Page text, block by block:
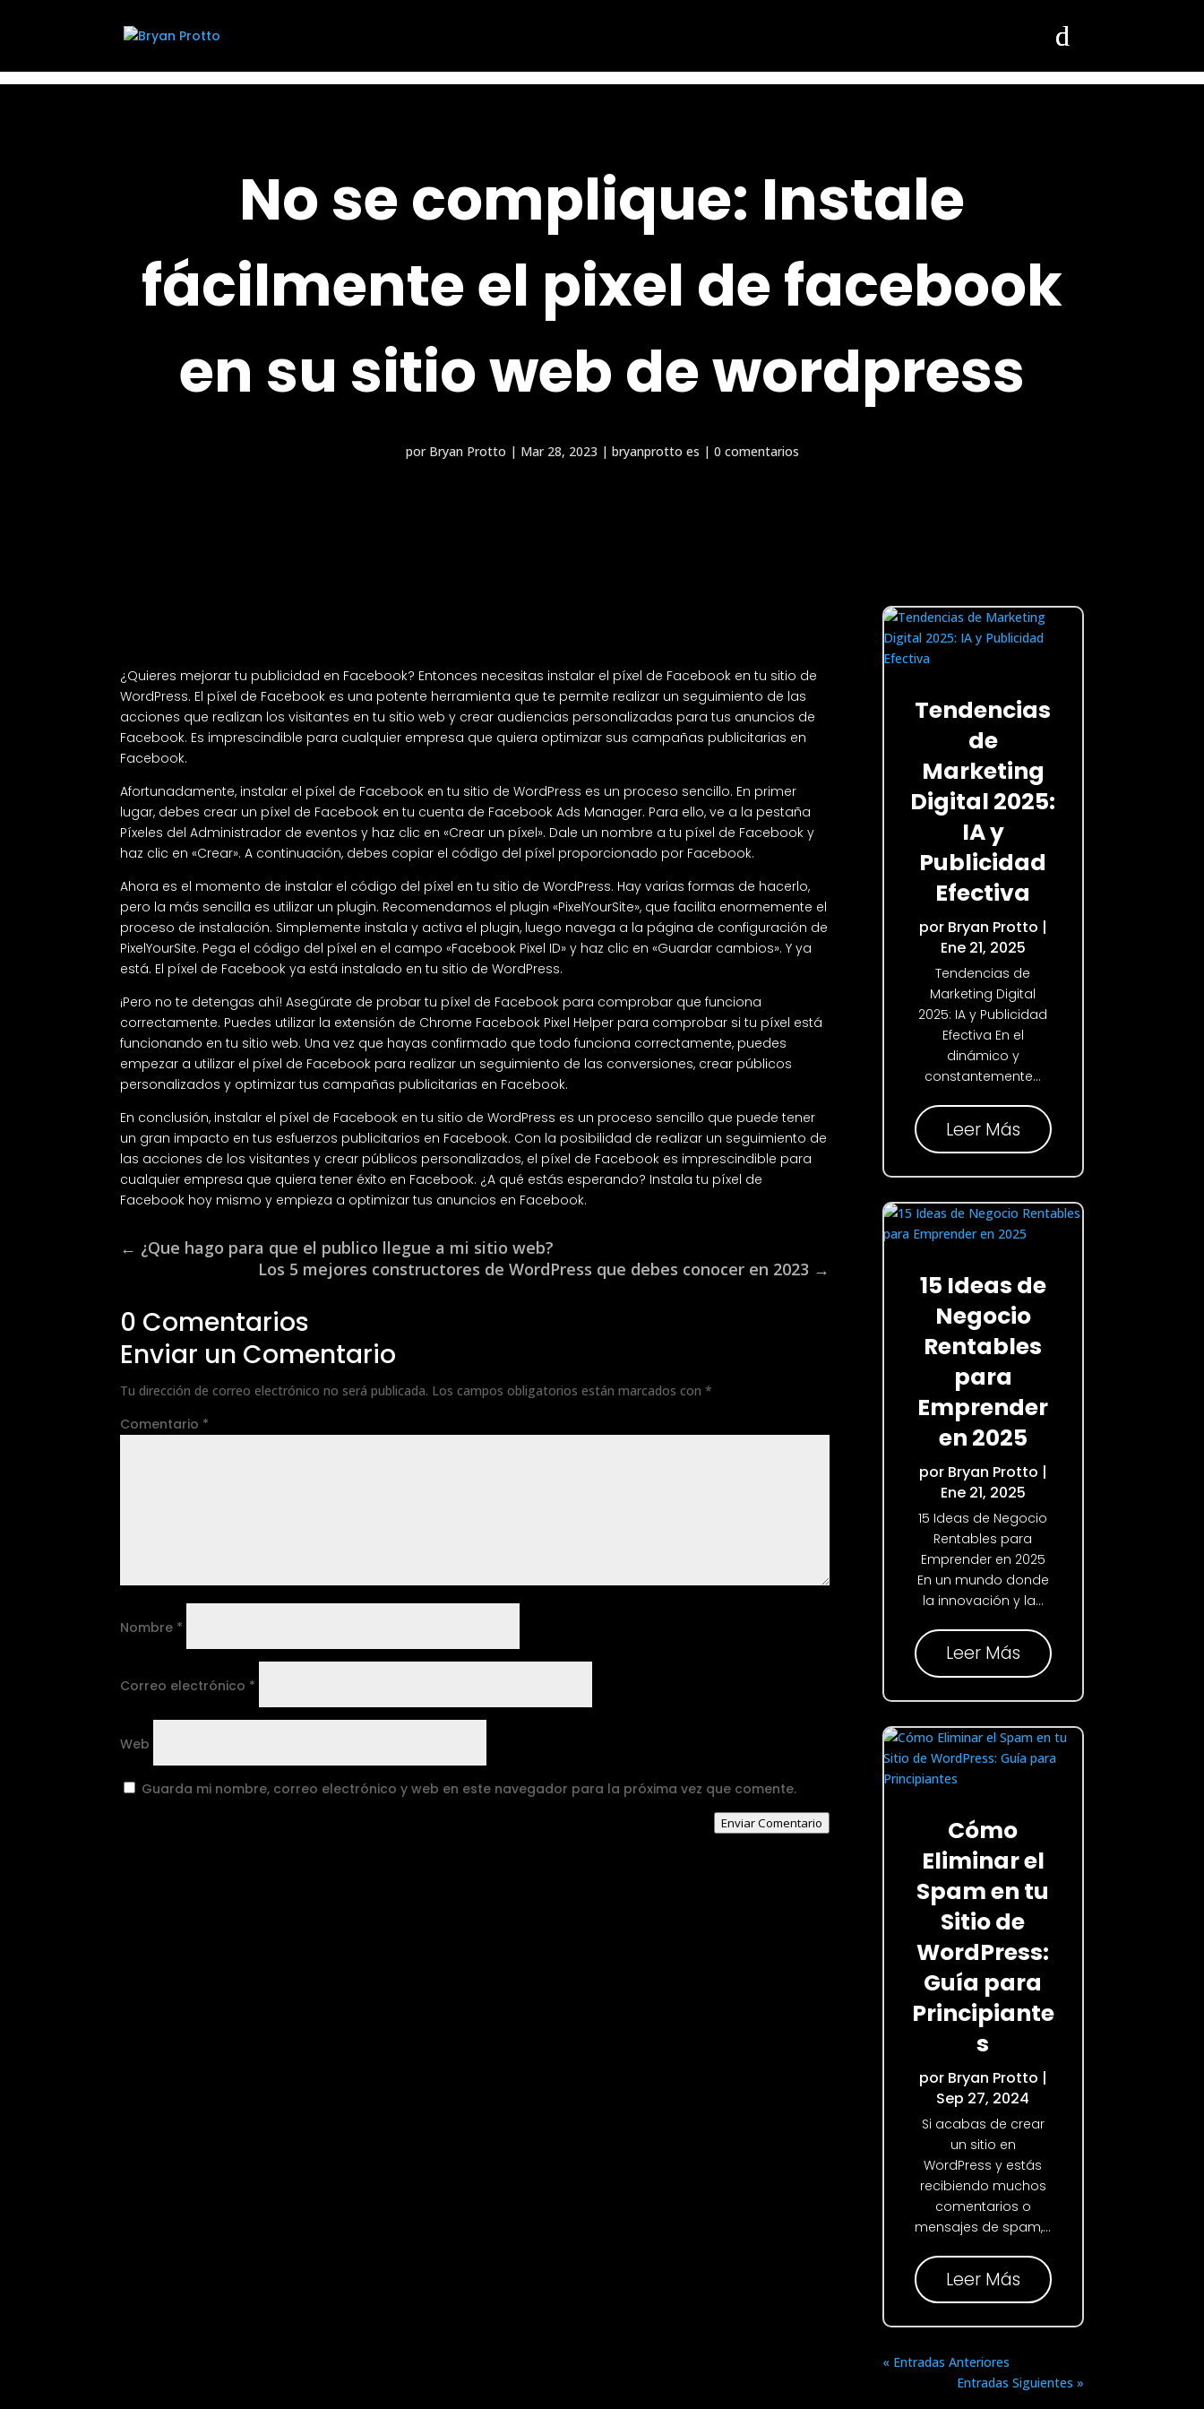
No se complique: Instale
fácilmente el pixel de facebook
en su sitio web de wordpress
por Bryan Protto | Mar 28, 2023 | bryanprotto es | 0 comentarios
¿Quieres mejorar tu publicidad en Facebook? Entonces necesitas instalar el píxel de Facebook en tu sitio de
WordPress. El píxel de Facebook es una potente herramienta que te permite realizar un seguimiento de las
acciones que realizan los visitantes en tu sitio web y crear audiencias personalizadas para tus anuncios de
Facebook. Es imprescindible para cualquier empresa que quiera optimizar sus campañas publicitarias en
Facebook.
Afortunadamente, instalar el píxel de Facebook en tu sitio de WordPress es un proceso sencillo. En primer
lugar, debes crear un píxel de Facebook en tu cuenta de Facebook Ads Manager. Para ello, ve a la pestaña
Píxeles del Administrador de eventos y haz clic en «Crear un píxel». Dale un nombre a tu píxel de Facebook y
haz clic en «Crear». A continuación, debes copiar el código del píxel proporcionado por Facebook.
Ahora es el momento de instalar el código del píxel en tu sitio de WordPress. Hay varias formas de hacerlo,
pero la más sencilla es utilizar un plugin. Recomendamos el plugin «PixelYourSite», que facilita enormemente el
proceso de instalación. Simplemente instala y activa el plugin, luego navega a la página de configuración de
PixelYourSite. Pega el código del píxel en el campo «Facebook Pixel ID» y haz clic en «Guardar cambios». Y ya
está. El píxel de Facebook ya está instalado en tu sitio de WordPress.
¡Pero no te detengas ahí! Asegúrate de probar tu píxel de Facebook para comprobar que funciona
correctamente. Puedes utilizar la extensión de Chrome Facebook Pixel Helper para comprobar si tu píxel está
funcionando en tu sitio web. Una vez que hayas confirmado que todo funciona correctamente, puedes
empezar a utilizar el píxel de Facebook para realizar un seguimiento de las conversiones, crear públicos
personalizados y optimizar tus campañas publicitarias en Facebook.
En conclusión, instalar el píxel de Facebook en tu sitio de WordPress es un proceso sencillo que puede tener
un gran impacto en tus esfuerzos publicitarios en Facebook. Con la posibilidad de realizar un seguimiento de
las acciones de los visitantes y crear públicos personalizados, el píxel de Facebook es imprescindible para
cualquier empresa que quiera tener éxito en Facebook. ¿A qué estás esperando? Instala tu píxel de
Facebook hoy mismo y empieza a optimizar tus anuncios en Facebook.
← ¿Que hago para que el publico llegue a mi sitio web?
Los 5 mejores constructores de WordPress que debes conocer en 2023 →
0 Comentarios
Enviar un Comentario
Tu dirección de correo electrónico no será publicada. Los campos obligatorios están marcados con*
Comentario *
Nombre *
Correo electrónico *
Web
Guarda mi nombre, correo electrónico y web en este navegador para la próxima vez que comente.
Enviar Comentario
Tendencias
de
Marketing
Digital 2025:
IA y
Publicidad
Efectiva
por Bryan Protto |
Ene 21, 2025
Tendencias de
Marketing Digital
2025: IA y Publicidad
Efectiva En el
dinámico y
constantemente...
Leer Más
15 Ideas de
Negocio
Rentables
para
Emprender
en 2025
por Bryan Protto |
Ene 21, 2025
15 Ideas de Negocio
Rentables para
Emprender en 2025
En un mundo donde
la innovación y la...
Leer Más
Cómo
Eliminar el
Spam en tu
Sitio de
WordPress:
Guía para
Principiante
s
por Bryan Protto |
Sep 27, 2024
Si acabas de crear
un sitio en
WordPress y estás
recibiendo muchos
comentarios o
mensajes de spam,...
Leer Más
« Entradas Anteriores
Entradas Siguientes »